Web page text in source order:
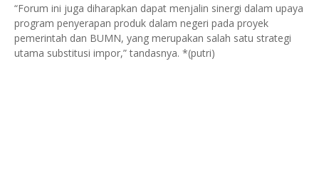
“Forum ini juga diharapkan dapat menjalin sinergi dalam upaya
program penyerapan produk dalam negeri pada proyek
pemerintah dan BUMN, yang merupakan salah satu strategi
utama substitusi impor,” tandasnya. *(putri)